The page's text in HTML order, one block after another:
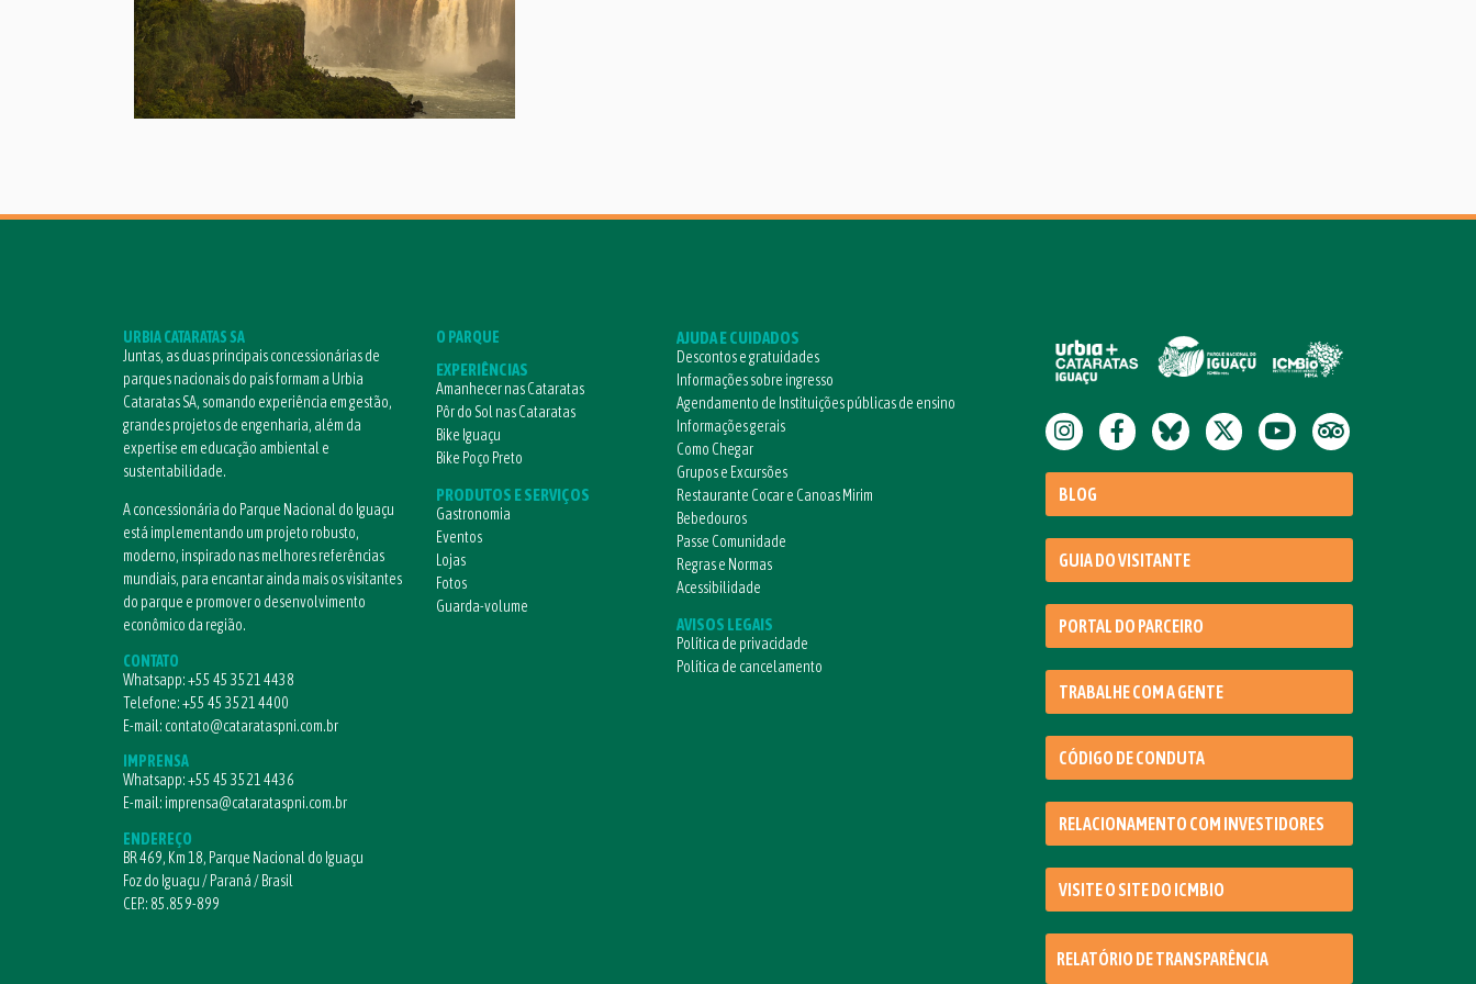
URBIA CATARATAS SA
Juntas, as duas principais concessionárias de
parques nacionais do país formam a Urbia
Cataratas SA, somando experiência em gestão,
grandes projetos de engenharia, além da
expertise em educação ambiental e
sustentabilidade.
A concessionária do Parque Nacional do Iguaçu
está implementando um projeto robusto,
moderno, inspirado nas melhores referências
mundiais, para encantar ainda mais os visitantes
do parque e promover o desenvolvimento
econômico da região.
CONTATO
Whatsapp:+55 45 3521 4438
Telefone:+55 45 3521 4400
E-mail: contato@catarataspni.com.br
IMPRENSA
Whatsapp:+55 45 3521 4436
E-mail: imprensa@catarataspni.com.br
ENDEREÇO
BR 469, Km 18, Parque Nacional do Iguaçu
Foz do Iguaçu / Paraná / Brasil
CEP.: 85.859-899
O PARQUE
EXPERIÊNCIAS
Amanhecer nas Cataratas
Pôr do Sol nas Cataratas
Bike Iguaçu
Bike Poço Preto
PRODUTOS E SERVIÇOS
Gastronomia
Eventos
Lojas
Fotos
Guarda-volume
AJUDA E CUIDADOS
Descontos e gratuidades
Informações sobre ingresso
Agendamento de Instituições públicas de ensino
Informações gerais
Como Chegar
Grupos e Excursões
Restaurante Cocar e Canoas Mirim
Bebedouros
Passe Comunidade
Regras e Normas
Acessibilidade
AVISOS LEGAIS
Política de privacidade
Política de cancelamento
BLOG
GUIA DO VISITANTE
PORTAL DO PARCEIRO
TRABALHE COM A GENTE
CÓDIGO DE CONDUTA
RELACIONAMENTO COM INVESTIDORES
VISITE O SITE DO ICMBIO
RELATÓRIO DE TRANSPARÊNCIA